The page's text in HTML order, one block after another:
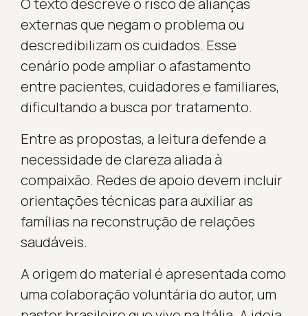
externas que negam o problema ou
descredibilizam os cuidados. Esse
cenário pode ampliar o afastamento
entre pacientes, cuidadores e familiares,
dificultando a busca por tratamento.
Entre as propostas, a leitura defende a
necessidade de clareza aliada à
compaixão. Redes de apoio devem incluir
orientações técnicas para auxiliar as
famílias na reconstrução de relações
saudáveis.
A origem do material é apresentada como
uma colaboração voluntária do autor, um